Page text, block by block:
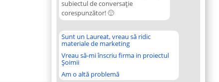
subiectul de conversație
corespunzător! 🙂
Sunt un Laureat, vreau să ridic
materiale de marketing
Vreau să-mi înscriu firma in proiectul
Șoimii
Am o altă problemă